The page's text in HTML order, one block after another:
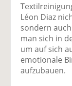
Léon Diaz
sondern
man sich in
um auf sich
emotionale
aufzubauen.